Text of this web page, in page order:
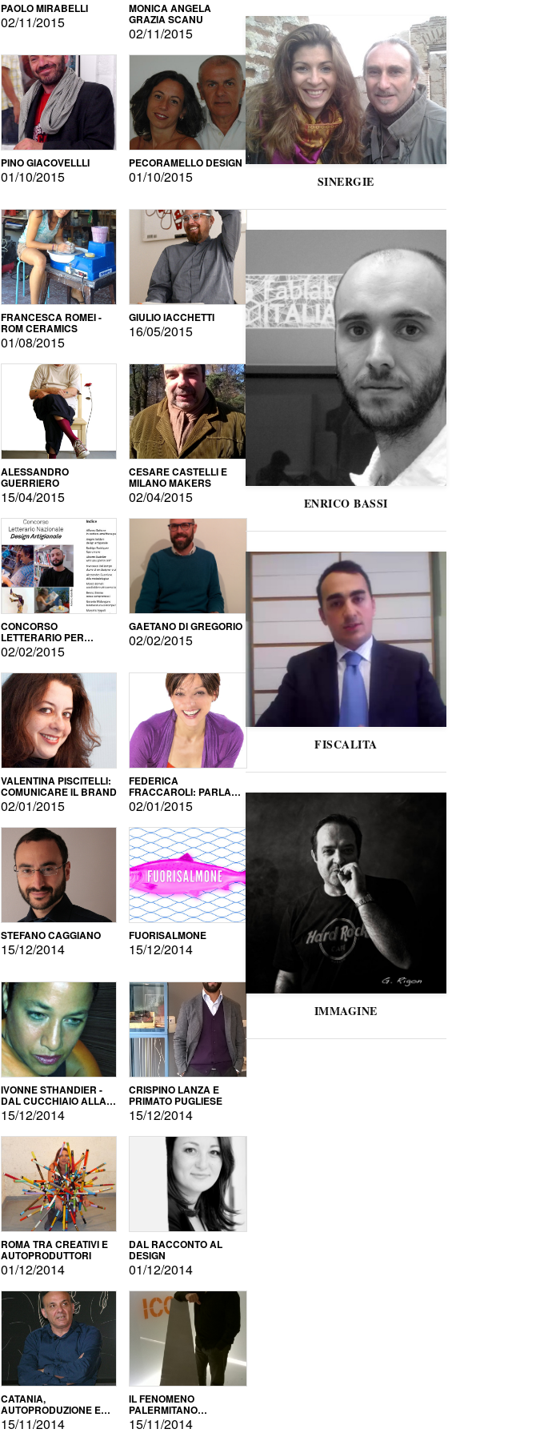
PAOLO MIRABELLI
02/11/2015
MONICA ANGELA
GRAZIA SCANU
02/11/2015
PINO GIACOVELLLI
01/10/2015
PECORAMELLO DESIGN
01/10/2015
FRANCESCA ROMEI -
ROM CERAMICS
01/08/2015
GIULIO IACCHETTI
16/05/2015
ALESSANDRO
GUERRIERO
15/04/2015
CESARE CASTELLI E
MILANO MAKERS
02/04/2015
CONCORSO
LETTERARIO PER
DESIGNER
02/02/2015
GAETANO DI GREGORIO
02/02/2015
VALENTINA PISCITELLI:
COMUNICARE IL BRAND
02/01/2015
FEDERICA
FRACCAROLI: PARLARE
LINGUE DIVERSE
02/01/2015
STEFANO CAGGIANO
15/12/2014
FUORISALMONE
15/12/2014
IVONNE STHANDIER -
DAL CUCCHIAIO ALLA
CITTÀ
15/12/2014
CRISPINO LANZA E
PRIMATO PUGLIESE
15/12/2014
ROMA TRA CREATIVI E
AUTOPRODUTTORI
01/12/2014
DAL RACCONTO AL
DESIGN
01/12/2014
CATANIA,
AUTOPRODUZIONE E
COMMERCIALIZZAZIONE
15/11/2014
IL FENOMENO
PALERMITANO
DELL'AUTOPRODUZIONE
15/11/2014
SINERGIE
ENRICO BASSI
FISCALITA
IMMAGINE